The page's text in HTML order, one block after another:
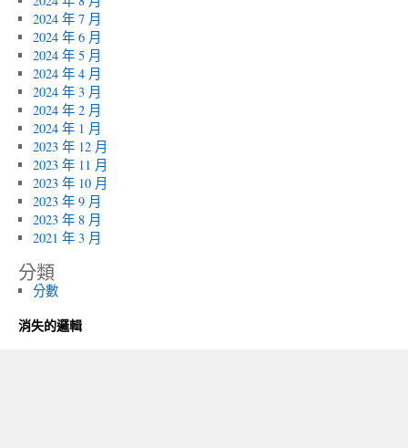
2024 年 7 月
2024 年 6 月
2024 年 5 月
2024 年 4 月
2024 年 3 月
2024 年 2 月
2024 年 1 月
2023 年 12 月
2023 年 11 月
2023 年 10 月
2023 年 9 月
2023 年 8 月
2021 年 3 月
分類
分數
消失的邏輯